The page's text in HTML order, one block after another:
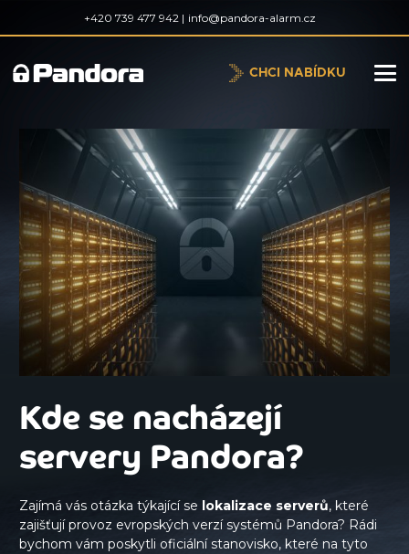
+420 739 477 942 | info@pandora-alarm.cz
CHCI NABÍDKU
Kde se nacházejí
servery Pandora?
Zajímá vás otázka týkající se lokalizace serverů, které
zajišťují provoz evropských verzí systémů Pandora? Rádi
bychom vám poskytli oficiální stanovisko, které na tyto